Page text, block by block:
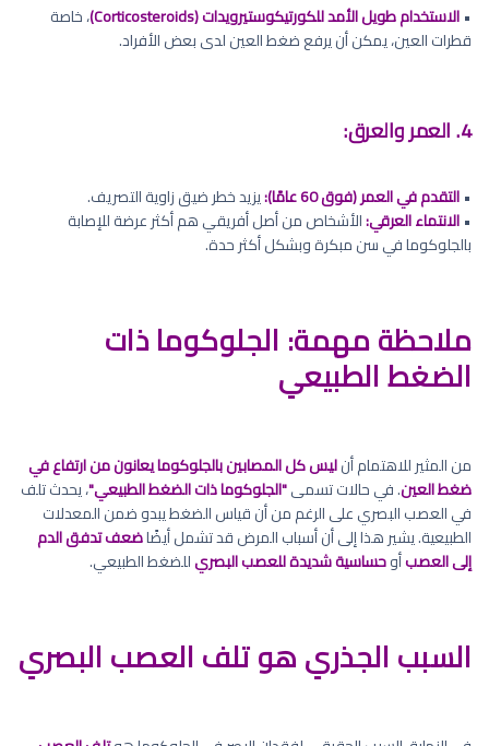
•الاستخدام طويل الأمد للكورتيكوستيرويدات (Corticosteroids)
، خاصة
قطرات العين، يمكن أن يرفع ضغط العين لدى بعض الأفراد.
4. العمر والعرق:
•التقدم في العمر (فوق 60 عامًا):
يزيد خطر ضيق زاوية التصريف.
•الانتماء العرقي:الأشخاص من أصل أفريقي هم أكثر عرضة للإصابة
بالجلوكوما في سن مبكرة وبشكل أكثر حدة.
ملاحظة مهمة: الجلوكوما ذات
الضغط الطبيعي
من المثير للاهتمام أنليس كل المصابين بالجلوكوما يعانون من ارتفاع في
ضغط العين. في حالات تسمى"الجلوكوما ذات الضغط الطبيعي"، يحدث تلف
في العصب البصري على الرغم من أن قياس الضغط يبدو ضمن المعدلات
الطبيعية. يشير هذا إلى أن أسباب المرض قد تشمل أيضًاضعف تدفق الدم
إلى العصبأوحساسية شديدة للعصب البصريللضغط الطبيعي.
السبب الجذري هو تلف العصب البصري